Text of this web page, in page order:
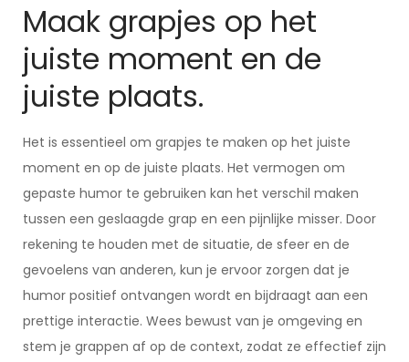
Maak grapjes op het
juiste moment en de
juiste plaats.
Het is essentieel om grapjes te maken op het juiste
moment en op de juiste plaats. Het vermogen om
gepaste humor te gebruiken kan het verschil maken
tussen een geslaagde grap en een pijnlijke misser. Door
rekening te houden met de situatie, de sfeer en de
gevoelens van anderen, kun je ervoor zorgen dat je
humor positief ontvangen wordt en bijdraagt aan een
prettige interactie. Wees bewust van je omgeving en
stem je grappen af op de context, zodat ze effectief zijn